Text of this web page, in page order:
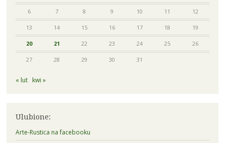
6 7 8 9 10 11 12
13 14 15 16 17 18 19
20 21 22 23 24 25 26
27 28 29 30 31
« lut kwi »
Ulubione:
Arte-Rustica na facebooku